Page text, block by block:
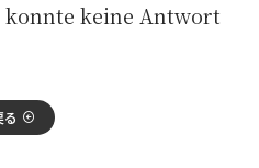
konnte keine Antwort
る